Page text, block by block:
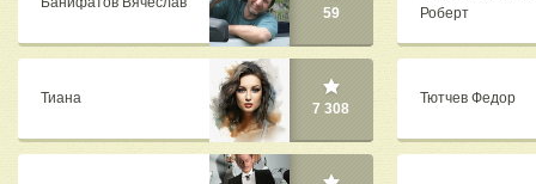
59
Тиана
7 308
Роберт
Тютчев Федор